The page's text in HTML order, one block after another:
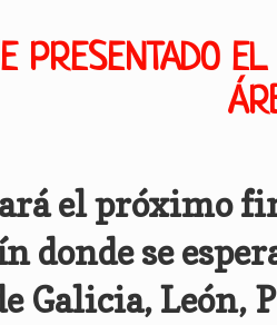
PRESENTADO
el próximo
donde se
Galicia, León,